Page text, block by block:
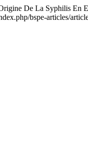
De La Syphilis En
bspe-articles/